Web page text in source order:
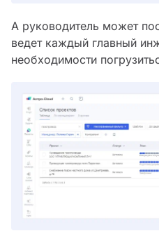
А руководитель может
ведет каждый главный
необходимости